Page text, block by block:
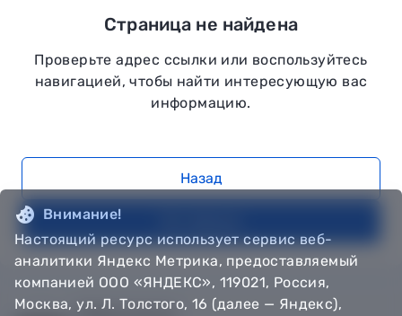
Страница не найдена
Проверьте адрес ссылки или воспользуйтесь
навигацией, чтобы найти интересующую вас
информацию.
Назад
Внимание!
Настоящий ресурс использует сервис веб-
аналитики Яндекс Метрика, предоставляемый
компанией ООО «ЯНДЕКС», 119021, Россия,
Москва, ул. Л. Толстого, 16 (далее — Яндекс),